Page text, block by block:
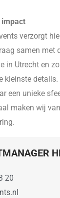
impact
verzorgt
samen met
in Utrecht en
kleinste
een unieke
maken wij
20